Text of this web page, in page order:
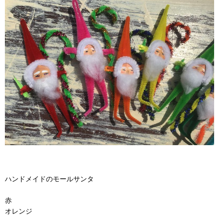
ハンドメイドのモールサンタ
赤
オレンジ